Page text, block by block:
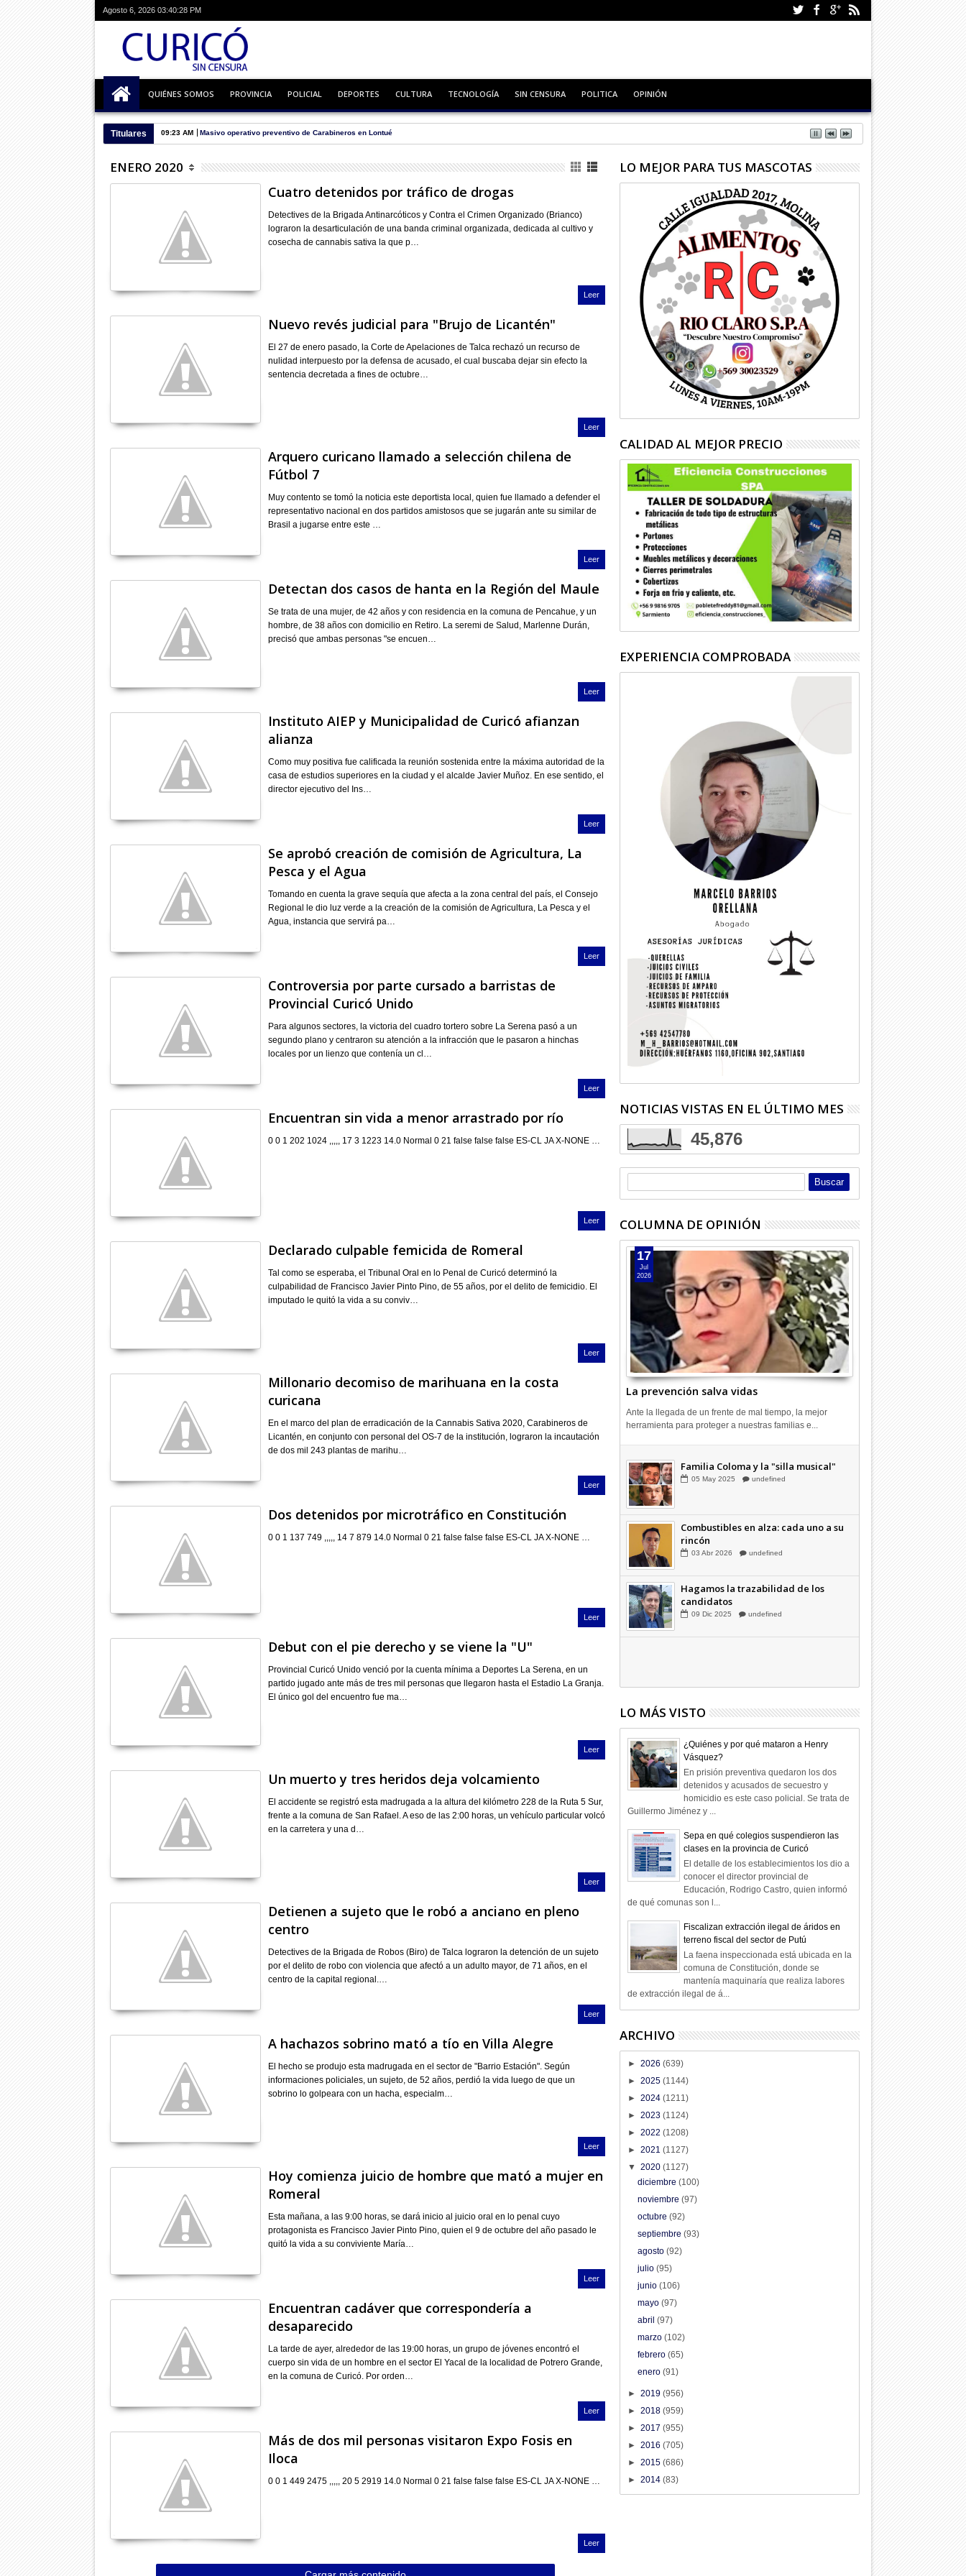
Agosto 6, 2026 03:40:29 PM
QUIÉNES SOMOS PROVINCIA POLICIAL DEPORTES CULTURA TECNOLOGÍA SIN CENSURA POLITICA OPINIÓN
Titulares 09:23 AM Masivo operativo preventivo de Carabineros en Lontué
ENERO 2020
Cuatro detenidos por tráfico de drogas
Detectives de la Brigada Antinarcóticos y Contra el Crimen Organizado (Brianco)
lograron la desarticulación de una banda criminal organizada, dedicada al cultivo y
cosecha de cannabis sativa la que p…
Leer
Nuevo revés judicial para "Brujo de Licantén"
El 27 de enero pasado, la Corte de Apelaciones de Talca rechazó un recurso de
nulidad interpuesto por la defensa de acusado, el cual buscaba dejar sin efecto la
sentencia decretada a fines de octubre…
Leer
Arquero curicano llamado a selección chilena de
Fútbol 7
Muy contento se tomó la noticia este deportista local, quien fue llamado a defender el
representativo nacional en dos partidos amistosos que se jugarán ante su similar de
Brasil a jugarse entre este …
Leer
Detectan dos casos de hanta en la Región del Maule
Se trata de una mujer, de 42 años y con residencia en la comuna de Pencahue, y un
hombre, de 38 años con domicilio en Retiro. La seremi de Salud, Marlenne Durán,
precisó que ambas personas "se encuen…
Leer
Instituto AIEP y Municipalidad de Curicó afianzan
alianza
Como muy positiva fue calificada la reunión sostenida entre la máxima autoridad de la
casa de estudios superiores en la ciudad y el alcalde Javier Muñoz. En ese sentido, el
director ejecutivo del Ins…
Leer
Se aprobó creación de comisión de Agricultura, La
Pesca y el Agua
Tomando en cuenta la grave sequía que afecta a la zona central del país, el Consejo
Regional le dio luz verde a la creación de la comisión de Agricultura, La Pesca y el
Agua, instancia que servirá pa…
Leer
Controversia por parte cursado a barristas de
Provincial Curicó Unido
Para algunos sectores, la victoria del cuadro tortero sobre La Serena pasó a un
segundo plano y centraron su atención a la infracción que le pasaron a hinchas
locales por un lienzo que contenía un cl…
Leer
Encuentran sin vida a menor arrastrado por río
0 0 1 202 1024 ,,,,, 17 3 1223 14.0 Normal 0 21 false false false ES-CL JA X-NONE …
Leer
Declarado culpable femicida de Romeral
Tal como se esperaba, el Tribunal Oral en lo Penal de Curicó determinó la
culpabilidad de Francisco Javier Pinto Pino, de 55 años, por el delito de femicidio. El
imputado le quitó la vida a su conviv…
Leer
Millonario decomiso de marihuana en la costa
curicana
En el marco del plan de erradicación de la Cannabis Sativa 2020, Carabineros de
Licantén, en conjunto con personal del OS-7 de la institución, lograron la incautación
de dos mil 243 plantas de marihu…
Leer
Dos detenidos por microtráfico en Constitución
0 0 1 137 749 ,,,,, 14 7 879 14.0 Normal 0 21 false false false ES-CL JA X-NONE …
Leer
Debut con el pie derecho y se viene la "U"
Provincial Curicó Unido venció por la cuenta mínima a Deportes La Serena, en un
partido jugado ante más de tres mil personas que llegaron hasta el Estadio La Granja.
El único gol del encuentro fue ma…
Leer
Un muerto y tres heridos deja volcamiento
El accidente se registró esta madrugada a la altura del kilómetro 228 de la Ruta 5 Sur,
frente a la comuna de San Rafael. A eso de las 2:00 horas, un vehículo particular volcó
en la carretera y una d…
Leer
Detienen a sujeto que le robó a anciano en pleno
centro
Detectives de la Brigada de Robos (Biro) de Talca lograron la detención de un sujeto
por el delito de robo con violencia que afectó a un adulto mayor, de 71 años, en el
centro de la capital regional.…
Leer
A hachazos sobrino mató a tío en Villa Alegre
El hecho se produjo esta madrugada en el sector de "Barrio Estación". Según
informaciones policiales, un sujeto, de 52 años, perdió la vida luego de que un
sobrino lo golpeara con un hacha, especialm…
Leer
Hoy comienza juicio de hombre que mató a mujer en
Romeral
Esta mañana, a las 9:00 horas, se dará inicio al juicio oral en lo penal cuyo
protagonista es Francisco Javier Pinto Pino, quien el 9 de octubre del año pasado le
quitó la vida a su conviviente María…
Leer
Encuentran cadáver que correspondería a
desaparecido
La tarde de ayer, alrededor de las 19:00 horas, un grupo de jóvenes encontró el
cuerpo sin vida de un hombre en el sector El Yacal de la localidad de Potrero Grande,
en la comuna de Curicó. Por orden…
Leer
Más de dos mil personas visitaron Expo Fosis en
Iloca
0 0 1 449 2475 ,,,,, 20 5 2919 14.0 Normal 0 21 false false false ES-CL JA X-NONE …
Leer
LO MEJOR PARA TUS MASCOTAS
CALIDAD AL MEJOR PRECIO
EXPERIENCIA COMPROBADA
NOTICIAS VISTAS EN EL ÚLTIMO MES
45,876
COLUMNA DE OPINIÓN
La prevención salva vidas
17
Jul
2026
Ante la llegada de un frente de mal tiempo, la mejor
herramienta para proteger a nuestras familias e...
rincón
03 Abr 2026 undefined
Familia Coloma y la "silla musical"
05 May 2025 undefined
Combustibles en alza: cada uno a su
rincón
03Abr 2026
Hagamos la trazabilidad de los
LO MÁS VISTO
¿Quiénes y por qué mataron a Henry
Vásquez?
En prisión preventiva quedaron los dos
detenidos y acusados de secuestro y
homicidio es este caso policial. Se trata de
Guillermo Jiménez y ...
Sepa en qué colegios suspendieron las
clases en la provincia de Curicó
El detalle de los establecimientos los dio a
conocer el director provincial de
Educación, Rodrigo Castro, quien informó
de qué comunas son l...
Fiscalizan extracción ilegal de áridos en
terreno fiscal del sector de Putú
La faena inspeccionada está ubicada en la
comuna de Constitución, donde se
mantenía maquinaría que realiza labores
de extracción ilegal de á...
ARCHIVO
► 2026 (639)
► 2025 (1144)
► 2024 (1211)
► 2023 (1124)
► 2022 (1208)
► 2021 (1127)
▼ 2020 (1127)
diciembre(100)
noviembre(97)
octubre(92)
septiembre(93)
agosto(92)
julio(95)
junio(106)
mayo(97)
abril(97)
marzo(102)
febrero(65)
enero(91)
► 2019 (956)
► 2018 (959)
► 2017 (955)
► 2016 (705)
► 2015 (686)
► 2014 (83)